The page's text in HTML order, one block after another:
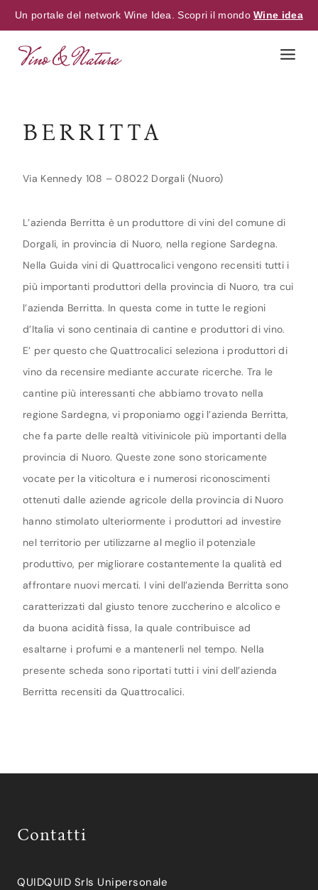
Un portale del network Wine Idea. Scopri il mondoWine idea
BERRITTA
Via Kennedy 108 – 08022 Dorgali (Nuoro)
L’azienda Berritta è un produttore di vini del comune di
Dorgali, in provincia di Nuoro, nella regione Sardegna.
Nella Guida vini di Quattrocalici vengono recensiti tutti i
più importanti produttori della provincia di Nuoro, tra cui
l’azienda Berritta. In questa come in tutte le regioni
d’Italia vi sono centinaia di cantine e produttori di vino.
E’ per questo che Quattrocalici seleziona i produttori di
vino da recensire mediante accurate ricerche. Tra le
cantine più interessanti che abbiamo trovato nella
regione Sardegna, vi proponiamo oggi l’azienda Berritta,
che fa parte delle realtà vitivinicole più importanti della
provincia di Nuoro. Queste zone sono storicamente
vocate per la viticoltura e i numerosi riconoscimenti
ottenuti dalle aziende agricole della provincia di Nuoro
hanno stimolato ulteriormente i produttori ad investire
nel territorio per utilizzarne al meglio il potenziale
produttivo, per migliorare costantemente la qualità ed
affrontare nuovi mercati. I vini dell’azienda Berritta sono
caratterizzati dal giusto tenore zuccherino e alcolico e
da buona acidità fissa, la quale contribuisce ad
esaltarne i profumi e a mantenerli nel tempo. Nella
presente scheda sono riportati tutti i vini dell’azienda
Berritta recensiti da Quattrocalici.
Contatti
QUIDQUID Srls Unipersonale